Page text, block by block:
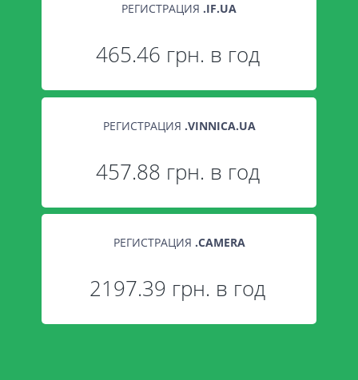
РЕГИСТРАЦИЯ .IF.UA
465.46 грн. в год
РЕГИСТРАЦИЯ .VINNICA.UA
457.88 грн. в год
РЕГИСТРАЦИЯ .CAMERA
2197.39 грн. в год